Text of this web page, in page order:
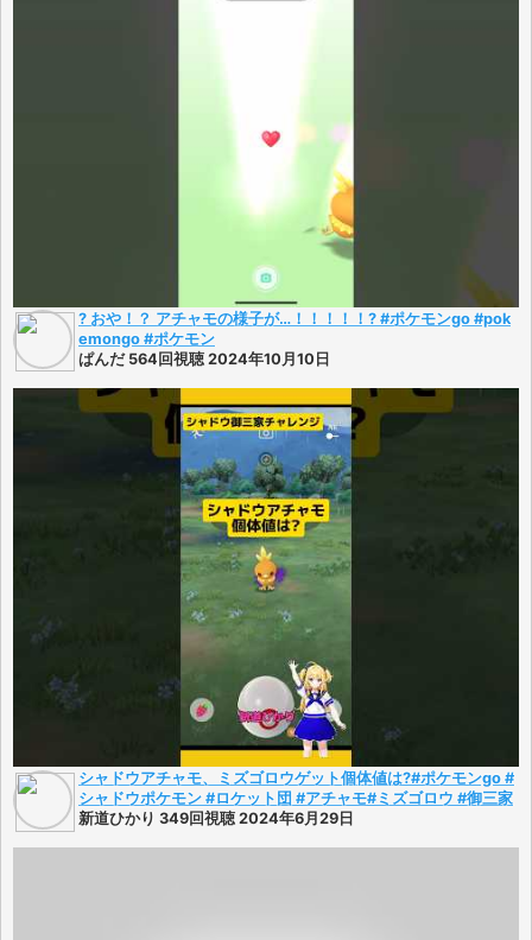
? おや！？ アチャモの様子が…！！！！！? #ポケモンgo #pok
emongo #ポケモン
ぱんだ 564回視聴 2024年10月10日
シャドウアチャモ、ミズゴロウゲット個体値は?#ポケモンgo #
シャドウポケモン #ロケット団 #アチャモ#ミズゴロウ #御三家
新道ひかり 349回視聴 2024年6月29日